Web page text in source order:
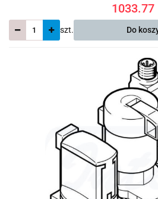
1033.77
szt. Do